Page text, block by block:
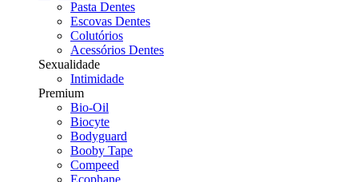
Pasta Dentes
Escovas Dentes
Colutórios
Acessórios Dentes
Sexualidade
Intimidade
Premium
Bio-Oil
Biocyte
Bodyguard
Booby Tape
Compeed
Ecophane